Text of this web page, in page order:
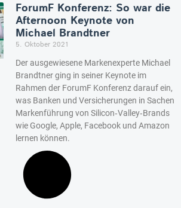
ForumF Konferenz: So war die
Afternoon Keynote von
Michael Brandtner
5. Oktober 2021
Der ausgewiesene Markenexperte Michael
Brandtner ging in seiner Keynote im
Rahmen der ForumF Konferenz darauf ein,
was Banken und Versicherungen in Sachen
Markenführung von Silicon‐Valley‐Brands
wie Google, Apple, Facebook und Amazon
lernen können.